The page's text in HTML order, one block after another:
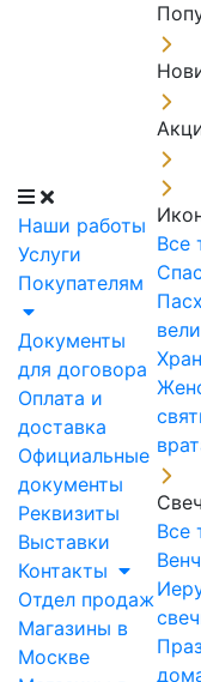
Наши работы
Услуги
Покупателям
Документы
для договора
Оплата и
доставка
Официальные
документы
Реквизиты
Выставки
Контакты
Отдел продаж
Магазины в
Москве
Все
Все